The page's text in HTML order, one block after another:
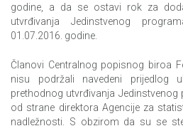
godine, a da se ostavi rok za
utvrđivanja Jedinstvenog
01.07.2016. godine.
Članovi Centralnog popisnog biroa
nisu podržali navedeni prijedlog
prethodnog utvrđivanja
od strane direktora Agencije za
nadležnosti. S obzirom da su se